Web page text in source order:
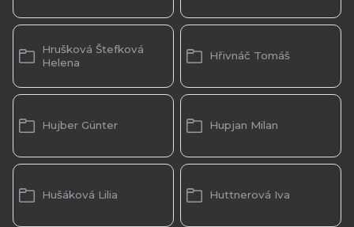
Hrušková Štefková
Helena
Hřivnáč Tomáš
Hujber Günter Hupjan Milan
Hušáková Lilia Huttnerová Iva